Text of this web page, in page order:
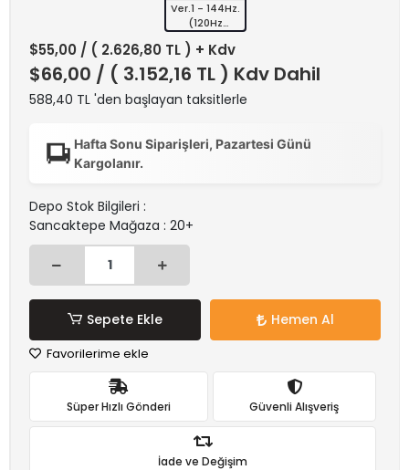
Ver.1 - 144Hz.
(120Hz
$55,00 / ( 2.626,80 TL ) + Kdv
$66,00 / ( 3.152,16 TL ) Kdv Dahil
588,40 TL 'den başlayan taksitlerle
Hafta Sonu Siparişleri, Pazartesi Günü
Kargolanır.
Depo Stok Bilgileri :
Sancaktepe Mağaza : 20+
Sepete Ekle Hemen Al
Favorilerime ekle
Süper Hızlı Gönderi Güvenli Alışveriş
İade ve Değişim